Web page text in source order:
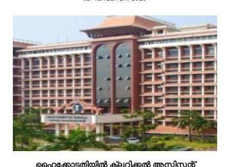
ഹൈക്കോടതിയിൽ ക്ലറിക്കൽ അസിസ്റ്റന്റ്